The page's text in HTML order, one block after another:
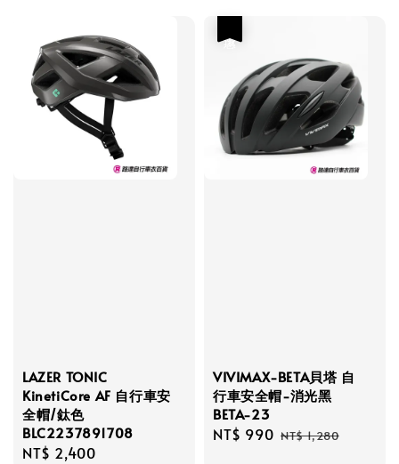
LAZER TONIC
KinetiCore AF 自行車安
全帽/鈦色
BLC2237891708
Regular
NT$ 2,400
VIVIMAX-BETA貝塔 自
行車安全帽-消光黑
BETA-23
Sale
NT$ 990 Regular
NT$ 1,280